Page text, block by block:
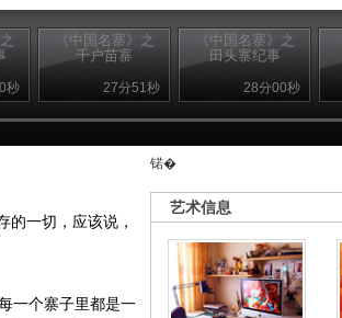
秒
《中国名寨》之
千户苗寨
27分51秒
《中国名寨》之
田头寨纪事
28分00秒
锘�
艺术信息
一切，应该说，
一个寨子里都是一